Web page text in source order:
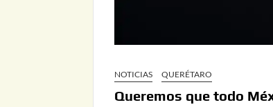
NOTICIAS QUERÉTARO
Queremos que todo